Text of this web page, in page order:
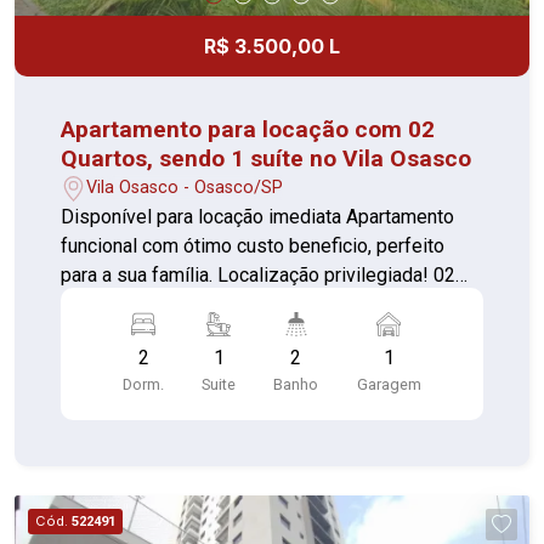
Prefeitura de Osasco, SuperShopping Osasco e
com fácil acesso às Marginais e principais vias
financiamento bancário
R$ 3.500,00 L
Apartamento para locação com 02
Quartos, sendo 1 suíte no Vila Osasco
Vila Osasco - Osasco/SP
Disponível para locação imediata Apartamento
funcional com ótimo custo beneficio, perfeito
para a sua família. Localização privilegiada! 02
ampla com mesa e sacada (piso laminado)
Cozinha com armários planejados (piso laminado)
Banheiro social com box e armário (piso
horas, elevador, academia, piscina, salão de
festas, churrasqueira, salão de jogos e
2
Dorm.
1
Suite
2
Banho
1
Garagem
Cód. 522491